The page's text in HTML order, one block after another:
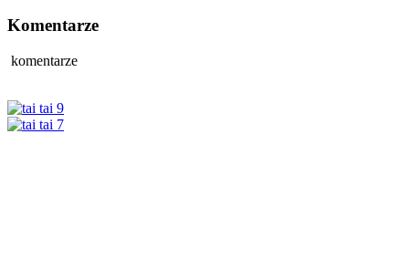
Komentarze
komentarze